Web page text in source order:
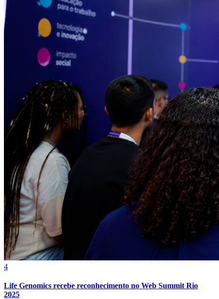
Bahia
4
Life Genomics recebe reconhecimento no Web Summit Rio
2025